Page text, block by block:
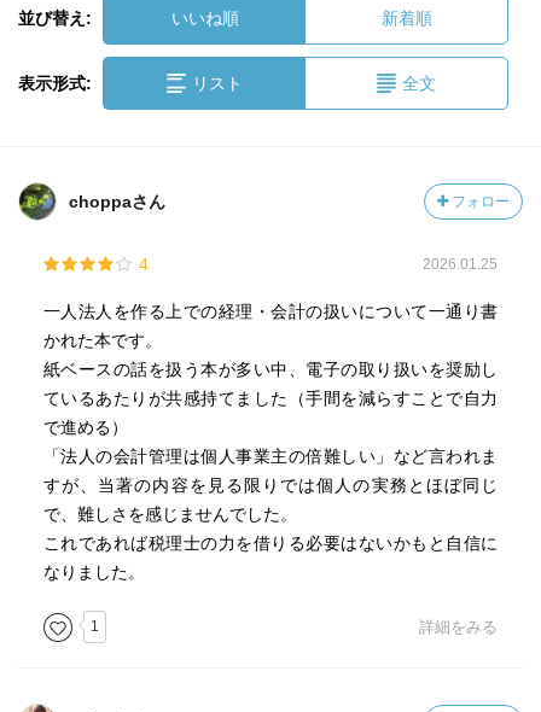
並び替え: いいね順 新着順
表示形式: リスト 全文
choppaさん フォロー
4 2026.01.25
一人法人を作る上での経理・会計の扱いについて一通り書
かれた本です。
紙ベースの話を扱う本が多い中、電子の取り扱いを奨励し
ているあたりが共感持てました（手間を減らすことで自力
で進める）
「法人の会計管理は個人事業主の倍難しい」など言われま
すが、当著の内容を見る限りでは個人の実務とほぼ同じ
で、難しさを感じませんでした。
これであれば税理士の力を借りる必要はないかもと自信に
なりました。
1 詳細をみる